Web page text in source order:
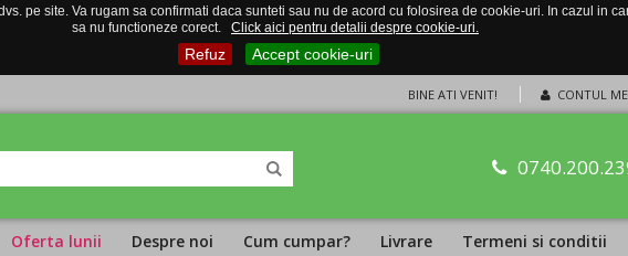
pe site. Va rugam sa confirmati daca sunteti sau nu de acord cu folosirea de cookie-uri. In cazul in
sa nu functioneze corect.
Click aici pentru detalii despre cookie-uri.
Refuz Accept cookie-uri
CONTUL
BINE ATI VENIT!
Oferta lunii Despre noi Cum cumpar? Livrare Termeni si conditii